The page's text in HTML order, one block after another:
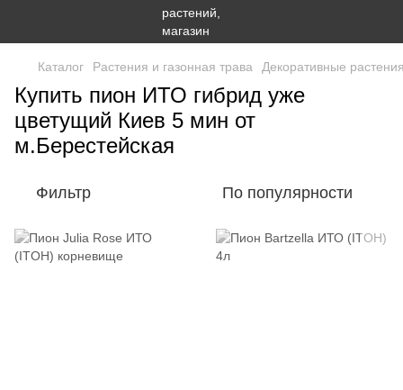
Каталог Растения и газонная трава Декоративные
Купить пион ИТО гибрид уже
цветущий Киев 5 мин от
м.Берестейская
Фильтр По популярности